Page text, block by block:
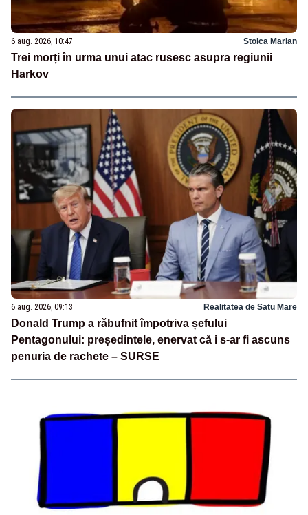
6 aug. 2026, 10:47 Stoica Marian
Trei morți în urma unui atac rusesc asupra regiunii
Harkov
6 aug. 2026, 09:13 Realitatea de Satu Mare
Donald Trump a răbufnit împotriva șefului
Pentagonului: președintele, enervat că i s-ar fi ascuns
penuria de rachete – SURSE